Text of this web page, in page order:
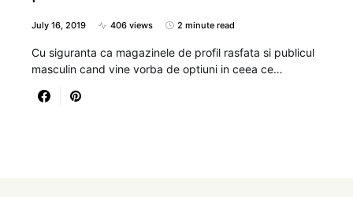
July 16, 2019 406 views 2 minute read
Cu siguranta ca magazinele de profil rasfata si publicul
masculin cand vine vorba de optiuni in ceea ce…